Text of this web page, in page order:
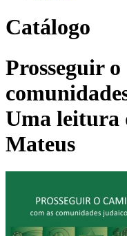
Catálogo
Prosseguir
Uma leitura
Mateus